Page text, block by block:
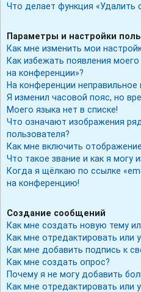
Что делает функция «Удалить
Параметры и настройки
Как мне изменить мои
Как избежать появления
на конференции»?
На конференции неправильное
Я изменил часовой пояс, но
Моего языка нет в списке!
Что означают изображения
пользователя?
Как мне включить
Что такое звание и как я могу
Когда я щёлкаю по ссылке
на конференцию!
Создание сообщений
Как мне создать новую тему
Как мне отредактировать или
Как мне добавить подпись к
Как мне создать опрос?
Почему я не могу добавить
Как мне отредактировать или